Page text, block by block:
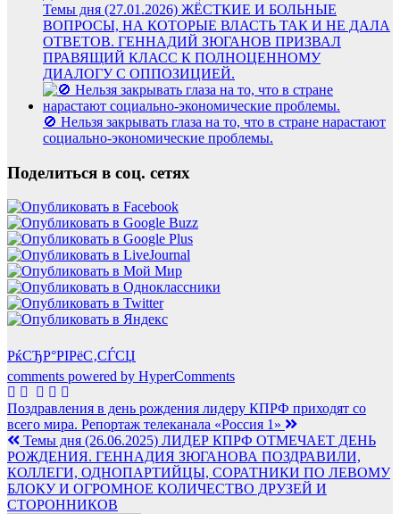
Темы дня (27.01.2026) ЖЁСТКИЕ И БОЛЬНЫЕ
ВОПРОСЫ, НА КОТОРЫЕ ВЛАСТЬ ТАК И НЕ ДАЛА
ОТВЕТОВ. ГЕННАДИЙ ЗЮГАНОВ ПРИЗВАЛ
ПРАВЯЩИЙ КЛАСС К ПОЛНОЦЕННОМУ
ДИАЛОГУ С ОППОЗИЦИЕЙ.
🚫 Нельзя закрывать глаза на то, что в стране нарастают
социально-экономические проблемы.
Поделиться в соц. сетях
РќСЂР°РІРёС‚СЃСЏ
comments powered by HyperComments
Навигация
по
записям
Поздравления в день рождения лидеру КПРФ приходят со
всего мира. Репортаж телеканала «Россия 1»
Темы дня (26.06.2025) ЛИДЕР КПРФ ОТМЕЧАЕТ ДЕНЬ
РОЖДЕНИЯ. ГЕННАДИЯ ЗЮГАНОВА ПОЗДРАВИЛИ,
КОЛЛЕГИ, ОДНОПАРТИЙЦЫ, СОРАТНИКИ ПО ЛЕВОМУ
БЛОКУ И ОГРОМНОЕ КОЛИЧЕСТВО ДРУЗЕЙ И
СТОРОННИКОВ